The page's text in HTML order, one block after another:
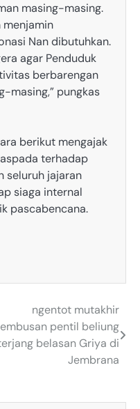
masing-masing.
menjamin
Nan dibutuhkan.
agar Penduduk
berbarengan
masing,” pungkas
berikut mengajak
terhadap
seluruh jajaran
siaga internal
pascabencana.
ngentot mutakhir
pentil beliung
belasan Griya di
Jembrana